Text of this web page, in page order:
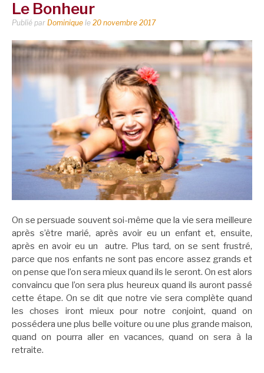
Le Bonheur
Publié par Dominique le 20 novembre 2017
On se persuade souvent soi-même que la vie sera meilleure
après s’être marié, après avoir eu un enfant et, ensuite,
après en avoir eu un autre. Plus tard, on se sent frustré,
parce que nos enfants ne sont pas encore assez grands et
on pense que l’on sera mieux quand ils le seront. On est alors
convaincu que l’on sera plus heureux quand ils auront passé
cette étape. On se dit que notre vie sera complète quand
les choses iront mieux pour notre conjoint, quand on
possédera une plus belle voiture ou une plus grande maison,
quand on pourra aller en vacances, quand on sera à la
retraite.